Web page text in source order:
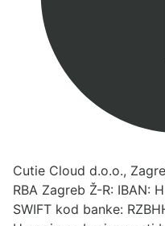
Cutie Cloud d.o.o.,
RBA Zagreb Ž-R: IBAN:
SWIFT kod banke: